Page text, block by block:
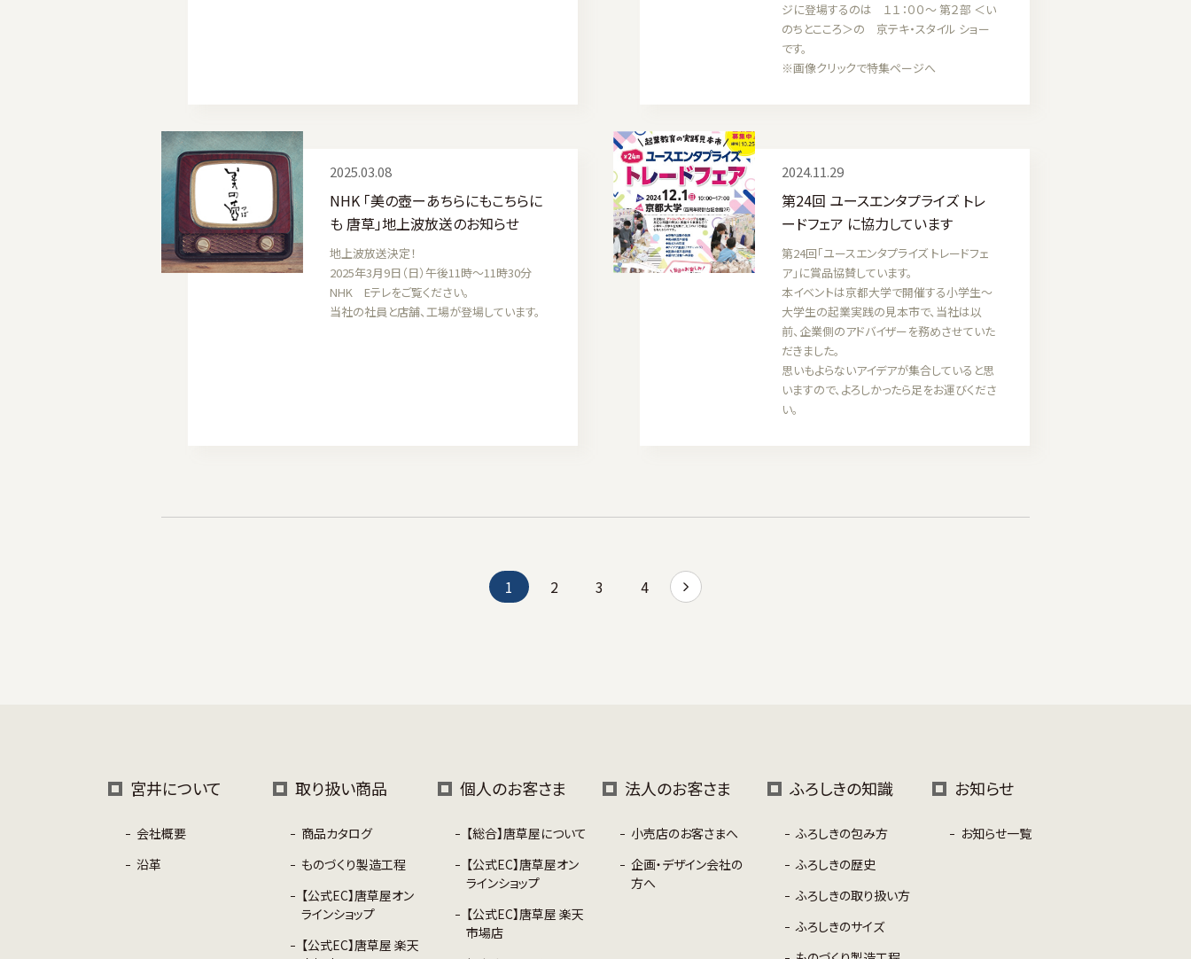
ジに登場するのは １１：００～ 第２部 ＜い
のちとこころ＞の 京テキ・スタイル ショー
です。
※画像クリックで特集ページへ
2025.03.08
NHK 「美の壺ーあちらにもこちらに
も 唐草」地上波放送のお知らせ
地上波放送決定！
2025年3月9日（日）午後11時〜11時30分
NHK Eテレをご覧ください。
当社の社員と店舗、工場が登場しています。
2024.11.29
第24回 ユースエンタプライズ トレ
ードフェア に協力しています
第24回「ユースエンタプライズ トレードフェ
ア」に賞品協賛しています。
本イベントは京都大学で開催する小学生～
大学生の起業実践の見本市で、当社は以
前、企業側のアドバイザーを務めさせていた
だきました。
思いもよらないアイデアが集合していると思
いますので、よろしかったら足をお運びくださ
い。
1 2 3 4
宮井について
会社概要
沿革
取り扱い商品
商品カタログ
ものづくり製造工程
【公式EC】唐草屋オン
ラインショップ
【公式EC】唐草屋 楽天
個人のお客さま
【総合】唐草屋について
【公式EC】唐草屋オン
ラインショップ
【公式EC】唐草屋 楽天
市場店
法人のお客さま
小売店のお客さまへ
企画・デザイン会社の
方へ
ふろしきの知識
ふろしきの包み方
ふろしきの歴史
ふろしきの取り扱い方
ふろしきのサイズ
お知らせ
お知らせ一覧